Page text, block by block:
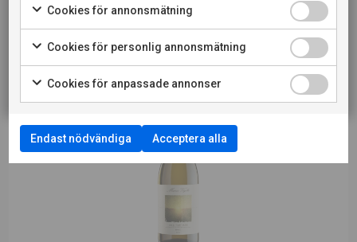
Cookies för annonsmätning
Cookies för personlig annonsmätning
Cookies för anpassade annonser
Endast nödvändiga Acceptera alla
PRIVATKONSUMENT
RESTAURANGKUND